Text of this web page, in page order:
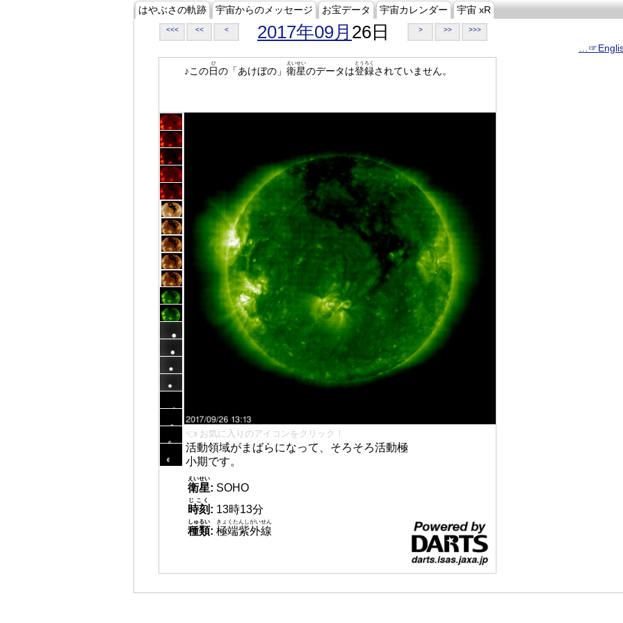
はやぶさの軌跡 宇宙からのメッセージ お宝データ 宇宙カレンダー 宇宙 xR
<<< << < 2017年09月 26日 > >> >>>
♪この日
ひ
の「あけぼの」 衛星
えいせい
のデータは登録
とうろく
されていません。
👈 お気に入りのアイコンをクリック！
活動領域がまばらになって、そろそろ活動極
小期です。
衛星
えいせい
: SOHO
時刻
じこく
: 13時13分
種類
しゅるい
: 極端紫外線
きょくたんしがいせん